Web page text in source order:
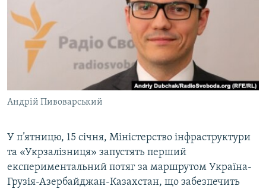
СПЕЦПРОЕКТИ
ДЕПОРТАЦІЯ
ВІДЕОУРОКИ «ELIFBE»
СВІДЧЕННЯ ОКУПАЦІЇ
УКРАЇНСЬКА ПРОБЛЕМА КРИМУ
ЯК ОБІЙТИ БЛОКУВАННЯ
Русский
Qırımtatar
Усі сайти RFE/RL
Андрій Пивоварський
У п’ятницю, 15 січня, Міністерство інфраструктури
та «Укрзалізниця» запустять перший
експериментальний потяг за маршрутом Україна-
Грузія-Азербайджан-Казахстан, що забезпечить